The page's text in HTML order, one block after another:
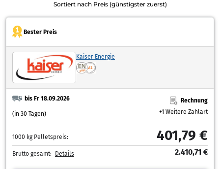
Sortiert nach Preis (günstigster zuerst)
Bester Preis
Kaiser Energie
bis Fr 18.09.2026
(in 30 Tagen)
Rechnung
+1 Weitere Zahlart
1000 kg Pelletspreis: 401,79 €
Brutto gesamt: Details 2.410,71 €